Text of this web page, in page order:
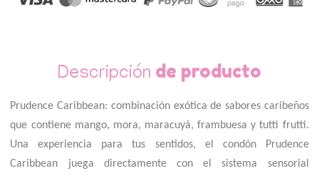
Descripción de producto
Prudence Caribbean: combinación exótica de sabores caribeños
que contiene mango, mora, maracuyá, frambuesa y tutti frutti.
Una experiencia para tus sentidos, el condón Prudence
Caribbean juega directamente con el sistema sensorial